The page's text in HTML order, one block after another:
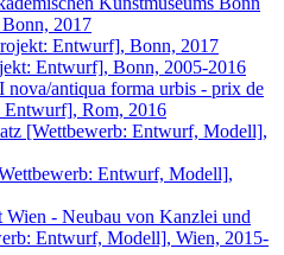
2017
Entwurf], Bonn, 2017
Entwurf], Bonn, 2005-2016
antiqua forma urbis - prix de
Entwurf], Rom, 2016
[Wettbewerb: Entwurf, Modell],
Entwurf, Modell],
Wien - Neubau von Kanzlei und
Entwurf, Modell], Wien, 2015-